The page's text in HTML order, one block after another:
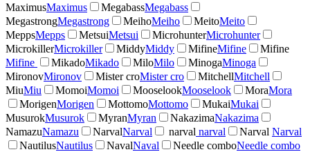
MaximusMaximus MegabassMegabass
MegastrongMegastrong MeihoMeiho MeitoMeito
MeppsMepps MetsuiMetsui MicrohunterMicrohunter
MicrokillerMicrokiller MiddyMiddy MifineMifine
Mifine
Mifine
MikadoMikado MiloMilo MinogaMinoga
MironovMironov Mister croMister cro MitchellMitchell
MiuMiu MomoiMomoi MooselookMooselook MoraMora
MorigenMorigen MottomoMottomo MukaiMukai
MusurokMusurok MyranMyran NakazimaNakazima
NamazuNamazu NarvalNarval narval narval Narval Narval
NautilusNautilus NavalNaval Needle comboNeedle combo